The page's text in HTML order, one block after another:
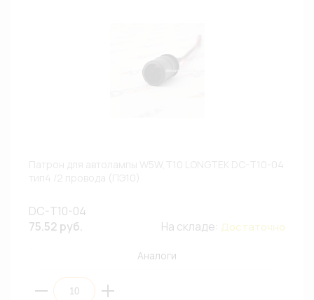
DC-T10-04
75.52 руб.
На складе: Достаточно
Аналоги